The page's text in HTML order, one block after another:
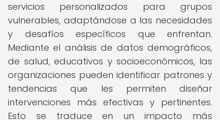
servicios personalizados para grupos
vulnerables, adaptándose a las necesidades
y desafíos específicos que enfrentan.
Mediante el análisis de datos demográficos,
de salud, educativos y socioeconómicos, las
organizaciones pueden identificar patrones y
tendencias que les permiten diseñar
intervenciones más efectivas y pertinentes.
Esto se traduce en un impacto más